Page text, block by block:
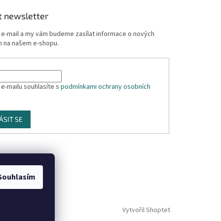
newsletter
mail a my vám budeme zasílat informace o nových
našem e-shopu.
mailu souhlasíte spodmínkami ochrany osobních
SE
Vytvořil Shoptet